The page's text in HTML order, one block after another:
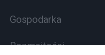
Gospodarka
Rozmaitości